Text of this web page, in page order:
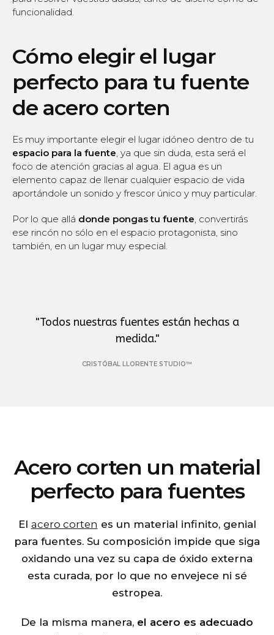
funcionalidad.
Cómo elegir el lugar
perfecto para tu fuente
de acero corten
Es muy importante elegir el lugar idóneo dentro de tu
espacio para la fuente, ya que sin duda, esta será el
foco de atención gracias al agua. El agua es un
elemento capaz de llenar cualquier espacio de vida
aportándole un sonido y frescor único y muy particular.
Por lo que allá donde pongas tu fuente, convertirás
ese rincón no sólo en el espacio protagonista, sino
también, en un lugar muy especial.
"Todos nuestras fuentes están hechas a
medida."
CRISTÓBAL LLORENTE STUDIO™
Acero corten un material
perfecto para fuentes
El acero corten es un material infinito, genial
para fuentes. Su composición impide que siga
oxidando una vez su capa de óxido externa
esta curada, por lo que no envejece ni sé
estropea.
De la misma manera, el acero es adecuado